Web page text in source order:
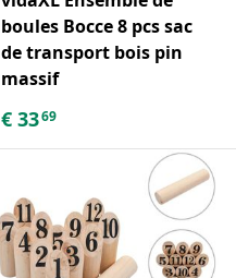
boules Bocce 8 pcs sac
de transport bois pin
massif
€ 3369